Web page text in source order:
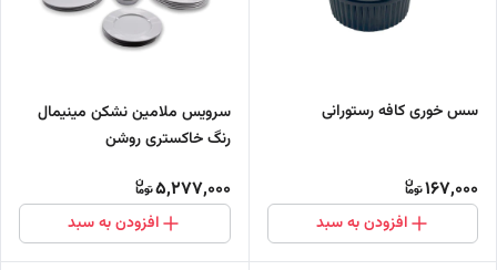
سس خوری کافه رستورانی
167,000
افزودن به سبد
سرویس ملامین نشکن مینیمال
رنگ خاکستری روشن
5,277,000
افزودن به سبد